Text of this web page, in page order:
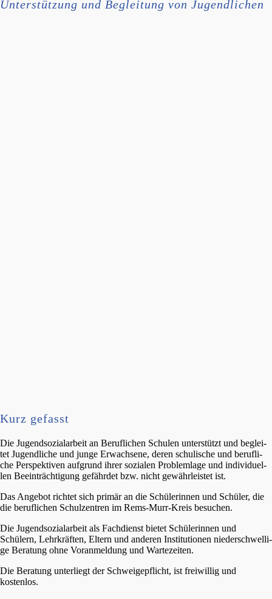
Unter­stüt­zung und Beglei­tung von Jugendlichen
Kurz gefasst
Die Jugend­so­zi­al­ar­beit an Beruf­li­chen Schulen unter­stützt und beglei­
tet Jugend­li­che und junge Erwach­se­ne, deren schuli­sche und beruf­li­
che Perspek­ti­ven aufgrund ihrer sozia­len Problem­la­ge und indivi­du­el­
len Beein­träch­ti­gung gefähr­det bzw. nicht gewähr­leis­tet ist.
Das Angebot richtet sich primär an die Schüle­rin­nen und Schüler, die
die beruf­li­chen Schul­zen­tren im Rems-Murr-Kreis besuchen.
Die Jugend­so­zi­al­ar­beit als Fachdienst bietet Schüle­rin­nen und
Schülern, Lehrkräf­ten, Eltern und anderen Insti­tu­tio­nen nieder­schwel­li­
ge Beratung ohne Voranmel­dung und Wartezeiten.
Die Beratung unter­liegt der Schwei­ge­pflicht, ist freiwil­lig und
kostenlos.